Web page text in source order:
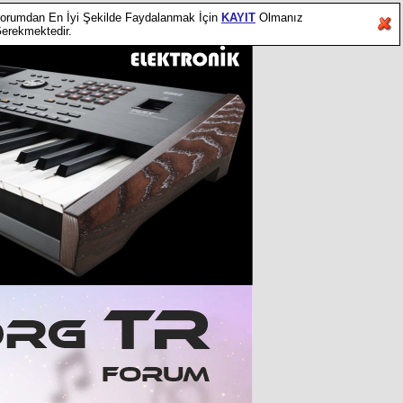
En İyi Şekilde Faydalanmak İçin KAYIT Olmanız